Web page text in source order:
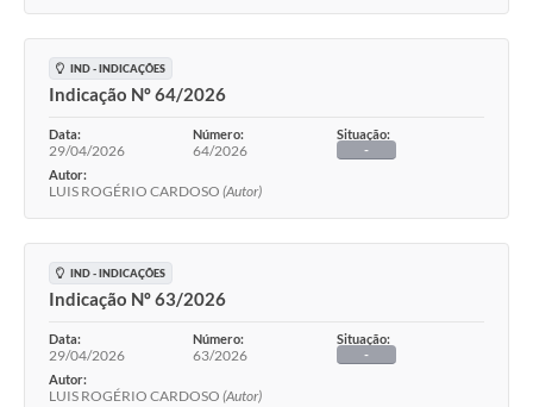
IND - INDICAÇÕES
Indicação Nº 64/2026
Data:
29/04/2026
Número:
64/2026
Situação:
-
Autor:
LUIS ROGÉRIO CARDOSO (Autor)
IND - INDICAÇÕES
Indicação Nº 63/2026
Data:
29/04/2026
Número:
63/2026
Situação:
-
Autor:
LUIS ROGÉRIO CARDOSO (Autor)